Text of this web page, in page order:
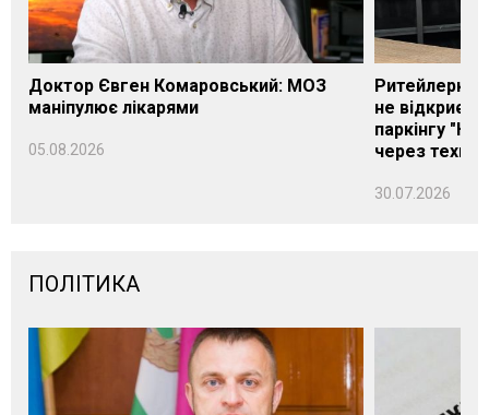
Доктор Євген Комаровський: МОЗ
маніпулює лікарями
05.08.2026
Ритейлерка
не
паркінгу
через
30.07.2026
ПОЛІТИКА